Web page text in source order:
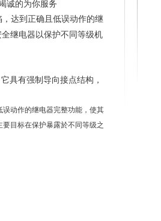
诚的为你服务
达到正确且低误动作的继
继电器以保护不同等级机
具有强制导向接点结构，
动作的继电器完整功能，使其
目标在保护暴露於不同等级之